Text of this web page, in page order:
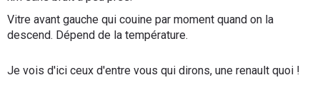
Vitre avant gauche qui couine par moment quand on la
descend. Dépend de la température.
Je vois d'ici ceux d'entre vous qui dirons, une renault quoi !